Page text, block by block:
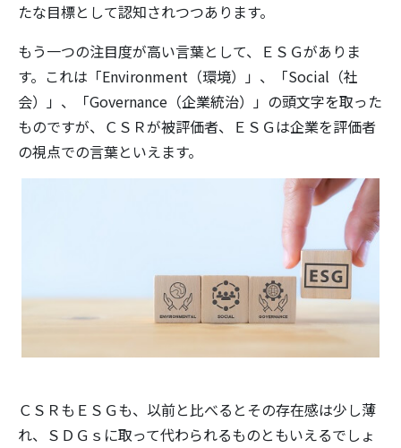
たな目標として認知されつつあります。
もう一つの注目度が高い言葉として、ＥＳＧがありま
す。これは「Environment（環境）」、「Social（社
会）」、「Governance（企業統治）」の頭文字を取った
ものですが、ＣＳＲが被評価者、ＥＳＧは企業を評価者
の視点での言葉といえます。
ＣＳＲもＥＳＧも、以前と比べるとその存在感は少し薄
れ、ＳＤＧｓに取って代わられるものともいえるでしょ